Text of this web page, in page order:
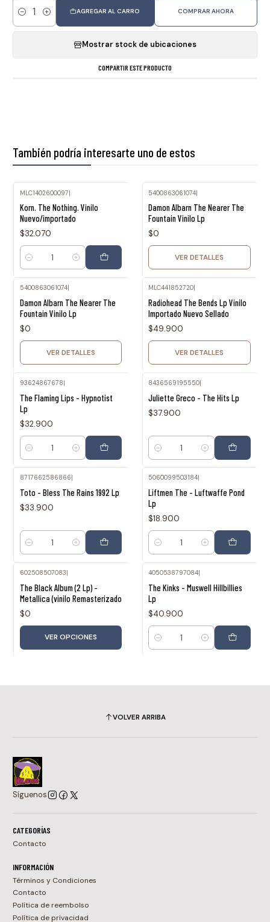
Cantidad
AGREGAR AL CARRO COMPRAR AHORA
Mostrar stock de ubicaciones
COMPARTIR ESTE PRODUCTO
También podría interesarte uno de estos
MLC1402600097|
Korn. The Nothing. Vinilo
Nuevo/importado
$32.070
Cantidad
5400863061074|
Damon Albarn The Nearer The
Fountain Vinilo Lp
$0
VER DETALLES
5400863061074|
Damon Albarn The Nearer The
Fountain Vinilo Lp
$0
VER DETALLES
MLC441852720
Radiohead The Bends Lp Vinilo
Importado Nuevo Sellado
$49.900
VER DETALLES
93624867678|
The Flaming Lips - Hypnotist
Lp
$32.900
Cantidad
8436569195550|
Juliette Greco - The Hits Lp
$37.900
Cantidad
8717662586866
Toto - Bless The Rains 1992 Lp
$33.900
Cantidad
5060099503184
Liftmen The - Luftwaffe Pond
Lp
$18.900
Cantidad
602508507083|
The Black Album (2 Lp) -
Metallica (vinilo Remasterizado
$0
VER OPCIONES
4050538797084|
The Kinks - Muswell Hillbillies
Lp
$40.900
Cantidad
VOLVER ARRIBA
Síguenos
CATEGORÍAS
Contacto
INFORMACIÓN
Términos y Condiciones
Contacto
Política de reembolso
Política de privacidad